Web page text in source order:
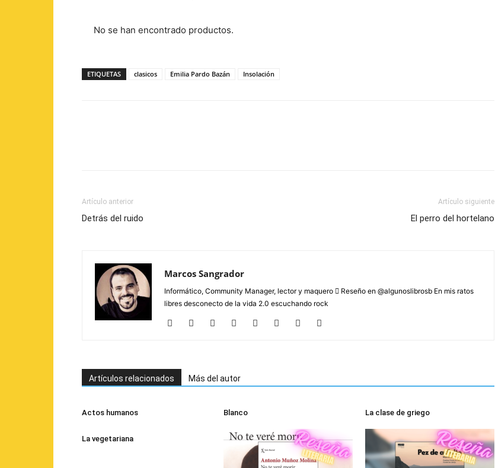
No se han encontrado productos.
ETIQUETAS clasicos Emilia Pardo Bazán Insolación
Artículo anterior
Detrás del ruido
Artículo siguiente
El perro del hortelano
Marcos Sangrador
Informático, Community Manager, lector y maquero  Reseño en @algunoslibrosb En mis ratos
libres desconecto de la vida 2.0 escuchando rock
Artículos relacionados Más del autor
Actos humanos Blanco La clase de griego
La vegetariana